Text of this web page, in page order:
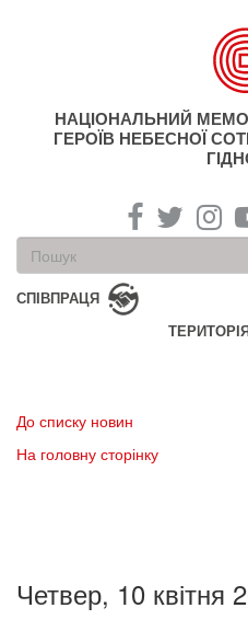
НАЦІОНАЛЬНИЙ
ГЕРОЇВ НЕБЕСНОЇ
Пошукова
форма
Пошук
СПІВПРАЦЯ
До списку новин
На головну сторінку
Четвер, 10 квітня